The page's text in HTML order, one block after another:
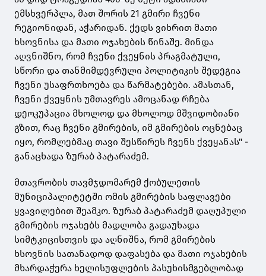
ემსხვერპლა, მათ შორის 21 გმირი ჩვენი
რეგიონიდან, აჭარიდან. ქედს ვიხრით მათი
ხსოვნისა და მათი ოჯახების წინაშე. მინდა
აღვნიშნო, რომ ჩვენი ქვეყნის პრაგმატული,
სწორი და თანმიმდევრული პოლიტიკის შედეგია
ჩვენი უსაფრთხოება და წარმატებები. ამასთან,
ჩვენი ქვეყნის უმთავრეს ამოცანად რჩება
დეოკუპაცია მხოლოდ და მხოლოდ მშვიდობიანი
გზით, რაც ჩვენი გმირების, იმ გმირების ოცნებაც
იყო, რომლებმაც თავი შესწირეს ჩვენს ქვეყანას" -
განაცხადა ზურაბ პატარაძემ.
მთავრობის თავმჯდომარემ ქობულეთის
მუნიციპალიტეტში ომის გმირების საფლავები
ყვავილებით შეამკო. ზურაბ პატარაძემ დაღუპული
გმირების ოჯახებს მადლობა გადაუხადა
სიმტკიცისთვის და აღნიშნა, რომ გმირების
ხსოვნის სათანადოდ დაფასება და მათი ოჯახების
მხარდაჭერა ხელისუფლების პასუხისმგებლობად